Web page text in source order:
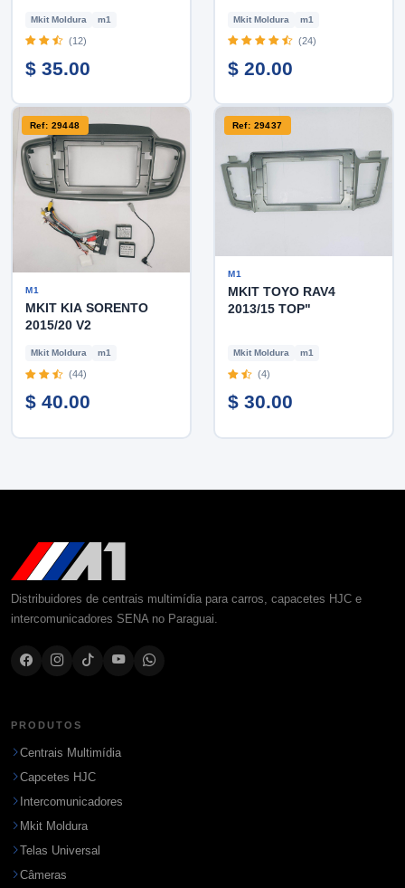
Mkit Moldura m1
(12)
$ 35.00
Mkit Moldura m1
(24)
$ 20.00
Ref: 29448
M1
MKIT KIA SORENTO
2015/20 V2
Mkit Moldura m1
(44)
$ 40.00
Ref: 29437
M1
MKIT TOYO RAV4
2013/15 TOP"
Mkit Moldura m1
(4)
$ 30.00
Distribuidores de centrais multimídia para carros, capacetes HJC e
intercomunicadores SENA no Paraguai.
PRODUTOS
Centrais Multimídia
Capcetes HJC
Intercomunicadores
Mkit Moldura
Telas Universal
Câmeras